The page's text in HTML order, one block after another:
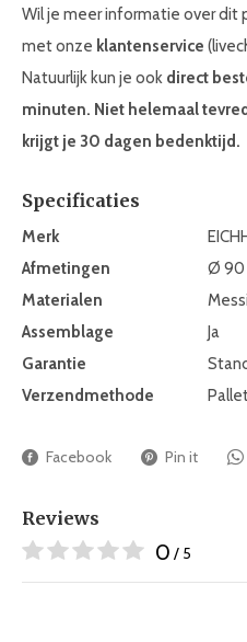
Wil je meer informatie over dit
met onze klantenservice
Natuurlijk kun je ook direct
minuten. Niet helemaal
krijgt je 30 dagen bedenktijd.
Specificaties
Merk
Afmetingen
Ø 90
Materialen
Assemblage
Ja
Garantie
Verzendmethode
Facebook Pin it
Reviews
0 / 5